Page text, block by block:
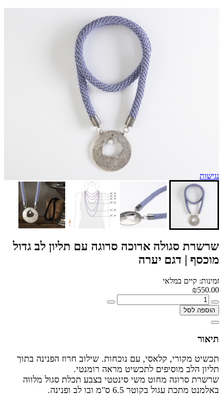
שרשרת סגולה ארוכה סרוגה עם תליון לב גדול
מוכסף | דגם יערה
זמינות: קיים במלאי
₪550.00
הוספה לסל
תיאור
תכשיט מקורי, קלאסי, עם נוכחות. שילוב חרוז הפנינה בתוך
תליון הלב מוסיפים לתכשיט מראה רומנטי.
שרשרת סרוגה מחוט משי סינטטי בצבע תכלת סגול מלווה
באלמנט מתכת עגול בקוטר 6.5 ס"מ ובו לב ופנינה.
נגישות